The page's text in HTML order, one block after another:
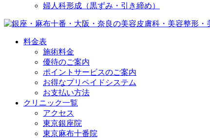
婦人科形成（黒ずみ・引き締め）
料金表
施術料金
優待のご案内
ポイントサービスのご案内
お得なプリペイドシステム
お支払い方法
クリニック一覧
アクセス
東京銀座院
東京麻布十番院